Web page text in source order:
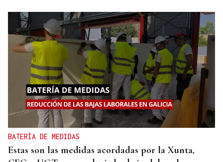
BATERÍA DE MEDIDAS
Estas son las medidas acordadas por la Xunta,